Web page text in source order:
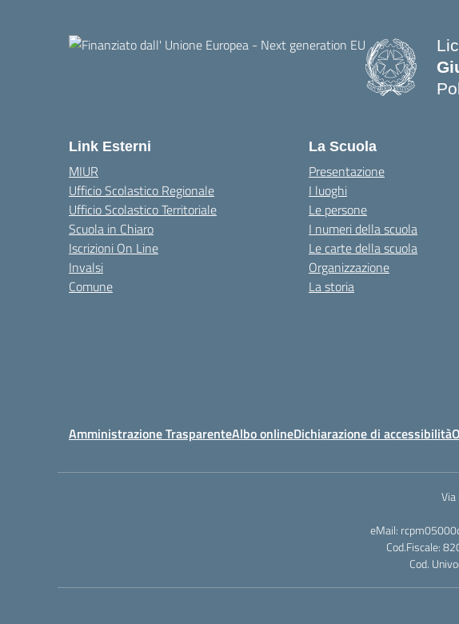
Link Esterni
MIUR
Ufficio Scolastico Regionale
Ufficio Scolastico Territoriale
Scuola in Chiaro
Iscrizioni On Line
Invalsi
Comune
La Scuola
Presentazione
I luoghi
Le persone
I numeri della scuola
Le carte della scuola
Organizzazione
La storia
Amministrazione TrasparenteAlbo onlineDichiarazione di accessibilità
eMail:
Cod.Fiscale:
Cod.